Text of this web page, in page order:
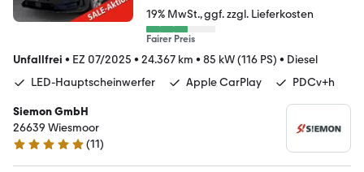
19% MwSt. ggf. zzgl. Lieferkosten
Fairer Preis
Unfallfrei • EZ 07/2025 • 24.367 km • 85 kW (116 PS) • Diesel
LED-Hauptscheinwerfer
Apple CarPlay PDCv+h
Siemon GmbH
26639 Wiesmoor
4.8 Sterne
(11)